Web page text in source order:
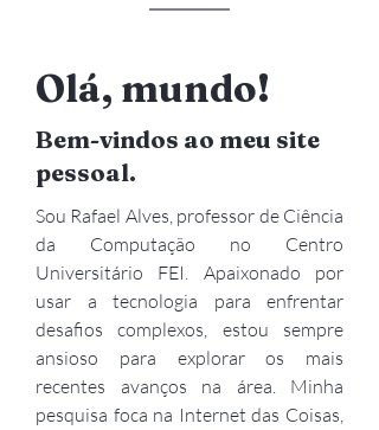
Olá, mundo!
Bem-vindos ao meu site
pessoal.
Sou Rafael Alves, professor de Ciência
da Computação no Centro
Universitário FEI. Apaixonado por
usar a tecnologia para enfrentar
desafios complexos, estou sempre
ansioso para explorar os mais
recentes avanços na área. Minha
pesquisa foca na Internet das Coisas,